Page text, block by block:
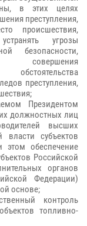
в этих целях
преступления,
происшествия,
угрозы
безопасности,
совершения
обстоятельства
преступления,
Президентом
должностных лиц
высших
власти субъектов
обеспечение
Российской
органов
Федерации)
основе;
контроль
топливно-